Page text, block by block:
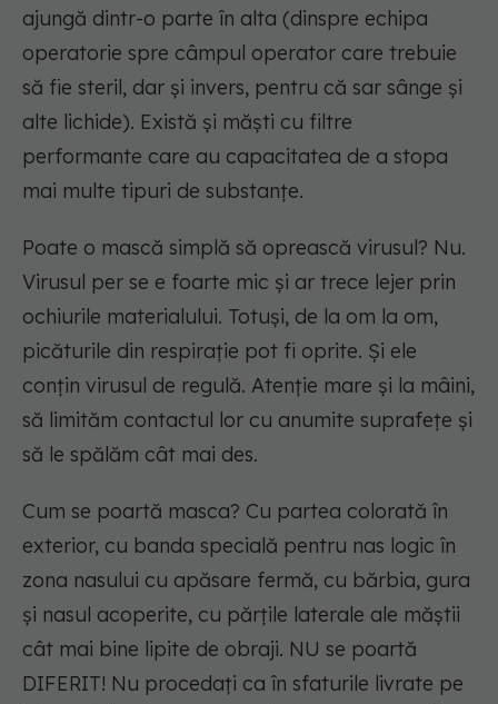
ajungă dintr-o parte în alta (dinspre echipa
operatorie spre câmpul operator care trebuie
să fie steril, dar și invers, pentru că sar sânge și
alte lichide). Există și măști cu filtre
performante care au capacitatea de a stopa
mai multe tipuri de substanțe.
Poate o mască simplă să oprească virusul? Nu.
Virusul per se e foarte mic și ar trece lejer prin
ochiurile materialului. Totuși, de la om la om,
picăturile din respirație pot fi oprite. Și ele
conțin virusul de regulă. Atenție mare și la mâini,
să limităm contactul lor cu anumite suprafețe și
să le spălăm cât mai des.
Cum se poartă masca? Cu partea colorată în
exterior, cu banda specială pentru nas logic în
zona nasului cu apăsare fermă, cu bărbia, gura
și nasul acoperite, cu părțile laterale ale măștii
cât mai bine lipite de obraji. NU se poartă
DIFERIT! Nu procedați ca în sfaturile livrate pe